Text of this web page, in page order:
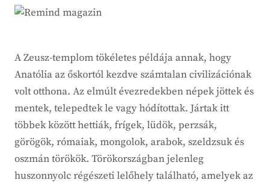
A Zeusz-templom tökéletes példája annak, hogy
Anatólia az őskortól kezdve számtalan civilizációnak
volt otthona. Az elmúlt évezredekben népek jöttek és
mentek, telepedtek le vagy hódítottak. Jártak itt
többek között hettiák, frígek, lüdök, perzsák,
görögök, rómaiak, mongolok, arabok, szeldzsuk és
oszmán törökök. Törökországban jelenleg
huszonnyolc régészeti lelőhely található, amelyek az